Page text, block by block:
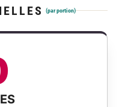
(par portion)